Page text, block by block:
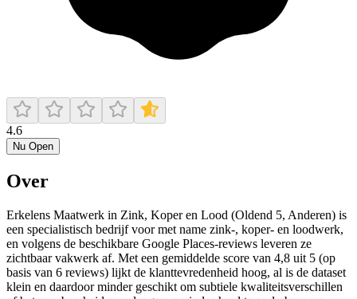
4.6
Nu Open
Over
Erkelens Maatwerk in Zink, Koper en Lood (Oldend 5, Anderen) is
een specialistisch bedrijf voor met name zink-, koper- en loodwerk,
en volgens de beschikbare Google Places-reviews leveren ze
zichtbaar vakwerk af. Met een gemiddelde score van 4,8 uit 5 (op
basis van 6 reviews) lijkt de klanttevredenheid hoog, al is de dataset
klein en daardoor minder geschikt om subtiele kwaliteitsverschillen